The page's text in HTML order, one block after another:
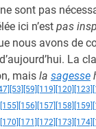
sont pas
ici n’est pas
nous avons de
La
mais la sagesse
[53] [59] [119] [120] [123]
[155] [156] [157] [158] [159]
[170] [171] [172] [173] [174]